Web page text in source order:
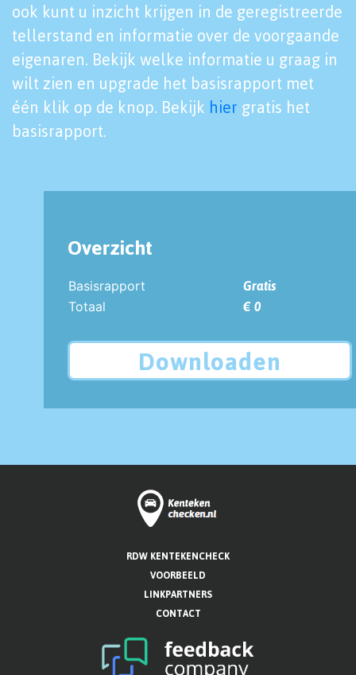
ook kunt u inzicht krijgen in de geregistreerde
tellerstand en informatie over de voorgaande
eigenaren. Bekijk welke informatie u graag in
wilt zien en upgrade het basisrapport met
één klik op de knop. Bekijk hier gratis het
basisrapport.
Overzicht
Basisrapport
Gratis
Totaal
€ 0
Downloaden
RDW KENTEKENCHECK
VOORBEELD
LINKPARTNERS
CONTACT